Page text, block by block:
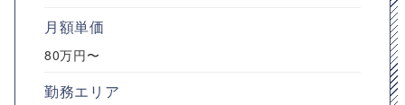
月額単価
80万円〜
勤務エリア